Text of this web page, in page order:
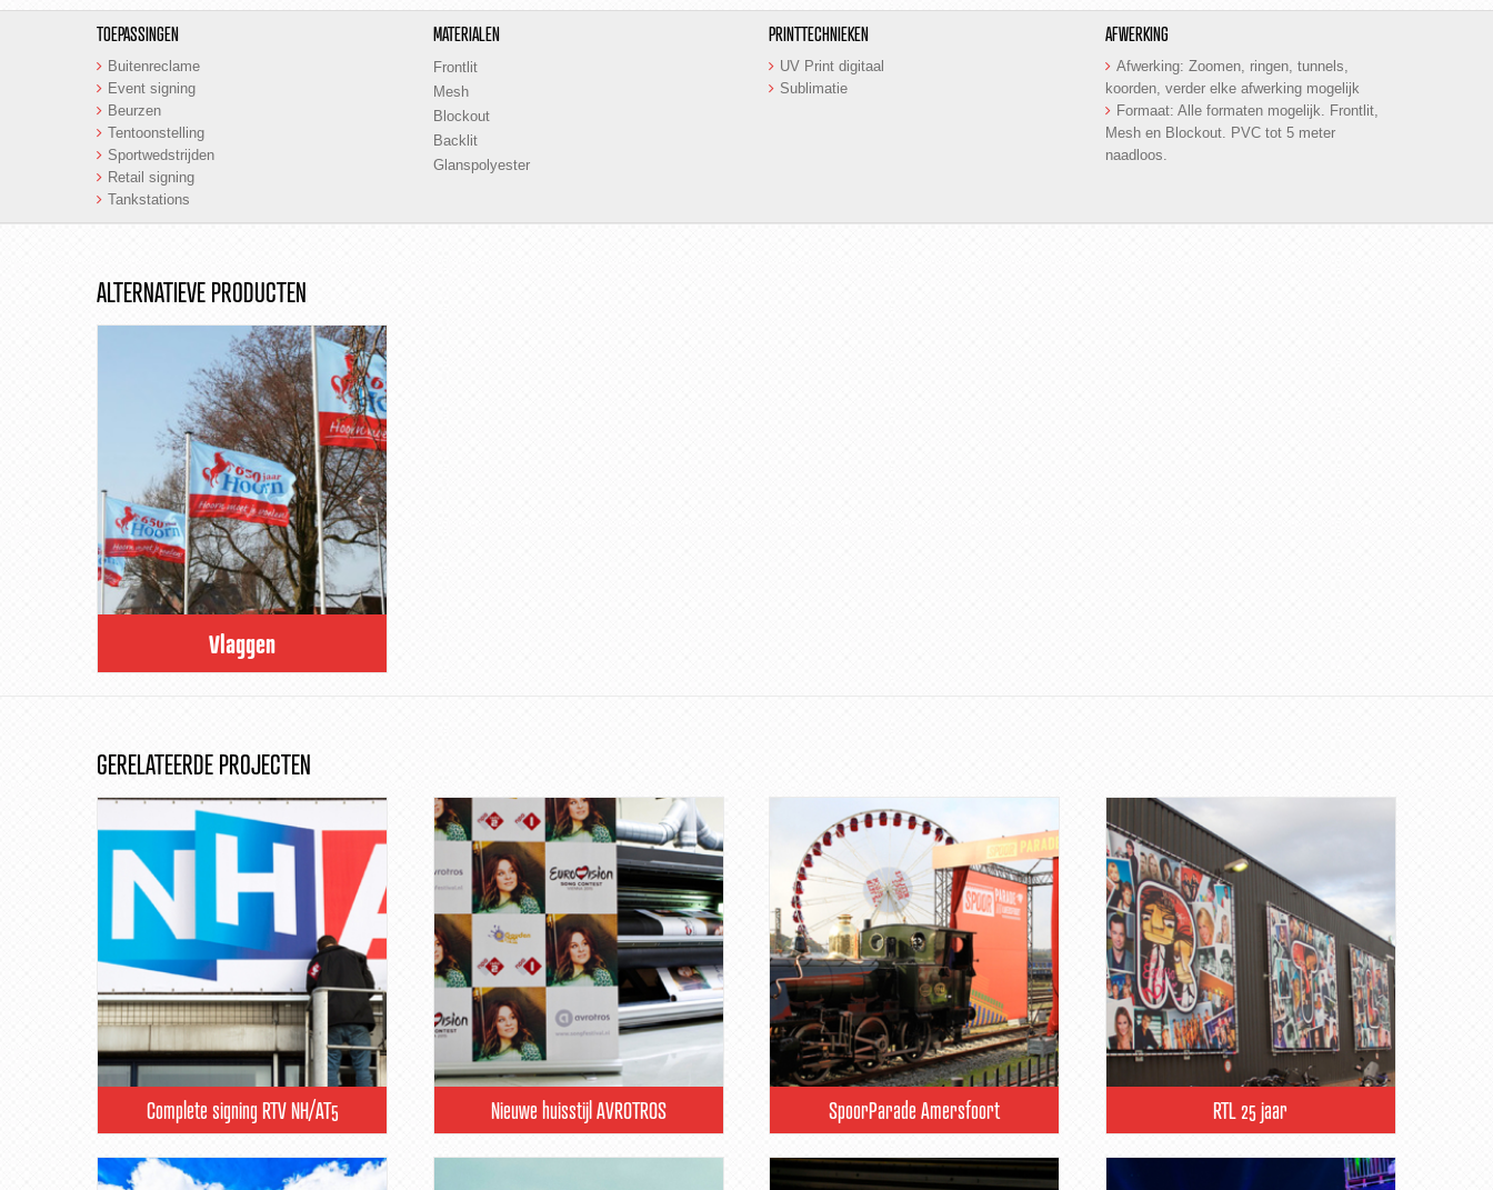
TOEPASSINGEN
Buitenreclame
Event signing
Beurzen
Tentoonstelling
Sportwedstrijden
Retail signing
Tankstations
MATERIALEN
Frontlit
Mesh
Blockout
Backlit
Glanspolyester
PRINTTECHNIEKEN
UV Print digitaal
Sublimatie
AFWERKING
Afwerking: Zoomen, ringen, tunnels,
koorden, verder elke afwerking mogelijk
Formaat: Alle formaten mogelijk. Frontlit,
Mesh en Blockout. PVC tot 5 meter
naadloos.
ALTERNATIEVE PRODUCTEN
Vlaggen
GERELATEERDE PROJECTEN
Complete signing RTV NH/AT5 Nieuwe huisstijl AVROTROS SpoorParade Amersfoort RTL 25 jaar